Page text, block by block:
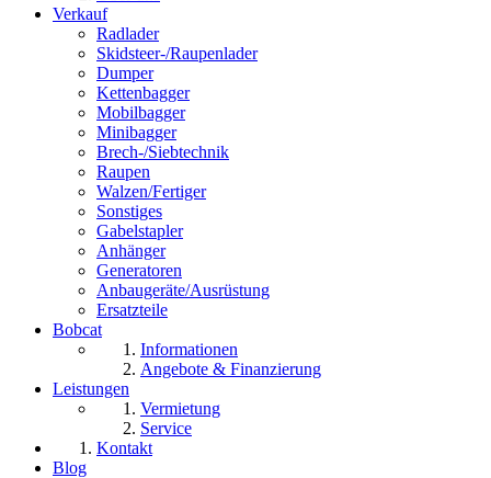
Verkauf
Radlader
Skidsteer-/Raupenlader
Dumper
Kettenbagger
Mobilbagger
Minibagger
Brech-/Siebtechnik
Raupen
Walzen/Fertiger
Sonstiges
Gabelstapler
Anhänger
Generatoren
Anbaugeräte/Ausrüstung
Ersatzteile
Bobcat
Informationen
Angebote & Finanzierung
Leistungen
Vermietung
Service
Kontakt
Blog